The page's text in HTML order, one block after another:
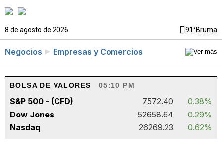
8 de agosto de 2026 91°Bruma
Negocios Empresas y Comercios
BOLSA DE VALORES 05:10 PM
S&P 500 - (CFD) 7572.40
0.38%
Dow Jones
52658.64
0.29%
Nasdaq
26269.23 0.62%